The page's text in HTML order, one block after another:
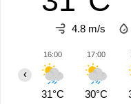
4.8 m/s
16:00
31°C
17:00
30°C
‹